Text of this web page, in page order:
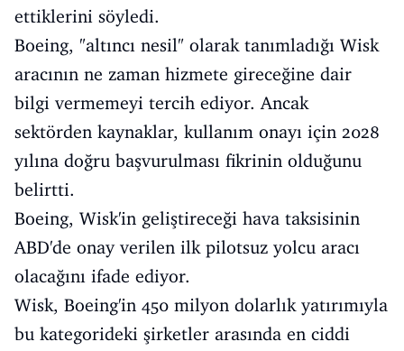
ettiklerini söyledi.
Boeing, "altıncı nesil" olarak tanımladığı Wisk
aracının ne zaman hizmete gireceğine dair
bilgi vermemeyi tercih ediyor. Ancak
sektörden kaynaklar, kullanım onayı için 2028
yılına doğru başvurulması fikrinin olduğunu
belirtti.
Boeing, Wisk'in geliştireceği hava taksisinin
ABD'de onay verilen ilk pilotsuz yolcu aracı
olacağını ifade ediyor.
Wisk, Boeing'in 450 milyon dolarlık yatırımıyla
bu kategorideki şirketler arasında en ciddi